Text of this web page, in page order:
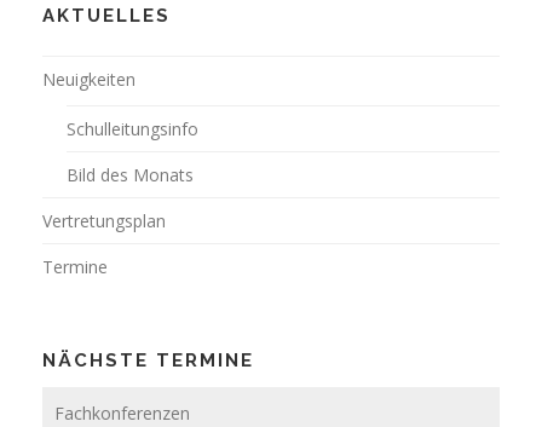
AKTUELLES
Neuigkeiten
Schulleitungsinfo
Bild des Monats
Vertretungsplan
Termine
NÄCHSTE TERMINE
Fachkonferenzen